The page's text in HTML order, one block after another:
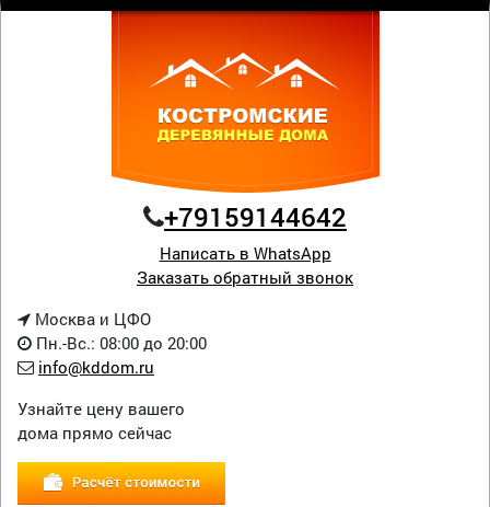
+79159144642
Написать в WhatsApp
Заказать обратный звонок
Москва и ЦФО
Пн.-Вс.: 08:00 до 20:00
info@kddom.ru
Узнайте цену вашего
дома прямо сейчас